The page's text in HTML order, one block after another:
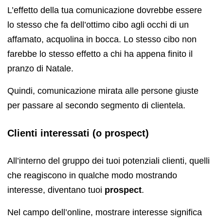
L’effetto della tua comunicazione dovrebbe essere
lo stesso che fa dell’ottimo cibo agli occhi di un
affamato, acquolina in bocca. Lo stesso cibo non
farebbe lo stesso effetto a chi ha appena finito il
pranzo di Natale.
Quindi, comunicazione mirata alle persone giuste
per passare al secondo segmento di clientela.
Clienti interessati (o prospect)
All’interno del gruppo dei tuoi potenziali clienti, quelli
che reagiscono in qualche modo mostrando
interesse, diventano tuoi prospect.
Nel campo dell’online, mostrare interesse significa